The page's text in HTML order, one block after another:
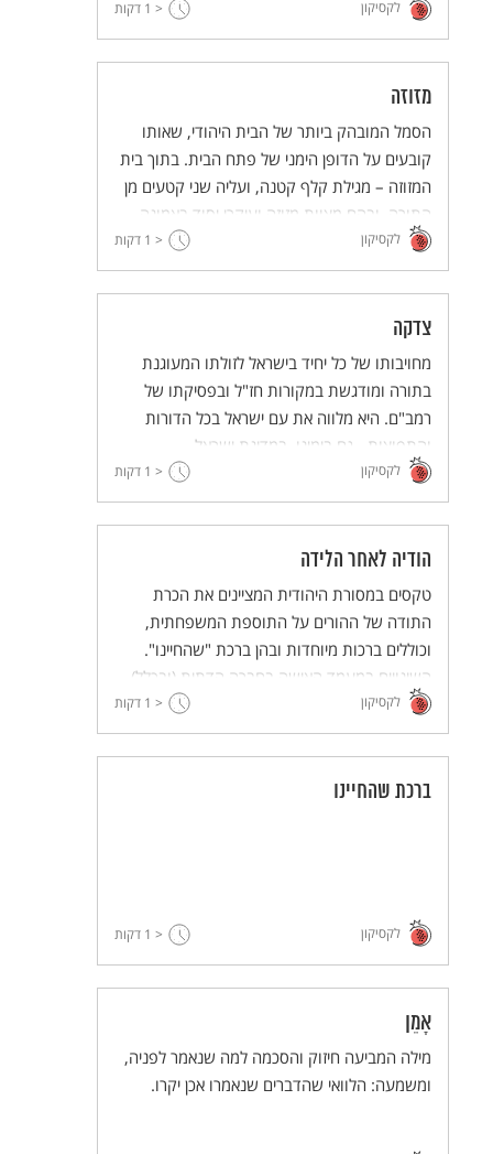
למציאות ימינו ולערכי השוויון נוספו עליה הסכמי
קדם נישואין וממון.
לקסיקון < 1 דקות
מזוזה
הסמל המובהק ביותר של הבית היהודי, שאותו
קובעים על הדופן הימני של פתח הבית. בתוך בית
המזוזה – מגילת קלף קטנה, ועליה שני קטעים מן
התורה, ובהם מצוות מזוזה ועיקרי יסוד באמונה.
לקסיקון < 1 דקות
צדקה
מחויבותו של כל יחיד בישראל לזולתו המעוגנת
בתורה ומודגשת במקורות חז"ל ובפסיקתו של
רמב"ם. היא מלווה את עם ישראל בכל הדורות
והתפוצות - גם בימינו, במדינת ישראל.
לקסיקון < 1 דקות
הודיה לאחר הלידה
טקסים במסורת היהודית המציינים את הכרת
התודה של ההורים על התוספת המשפחתית,
וכוללים ברכות מיוחדות ובהן ברכת "שהחיינו".
השינויים במעמד האישה בחברה הדתית (ובכלל)
השפיעו גם על טקסי ההודיה ועל מקומה של האֵם
בטקסים אלו.
לקסיקון < 1 דקות
ברכת שהחיינו
לקסיקון < 1 דקות
אָמֵן
מילה המביעה חיזוק והסכמה למה שנאמר לפניה,
ומשמעה: הלוואי שהדברים שנאמרו אכן יקרו.